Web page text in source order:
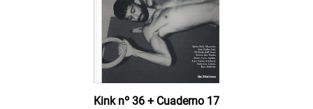
Kink nº 36 + Cuaderno 17